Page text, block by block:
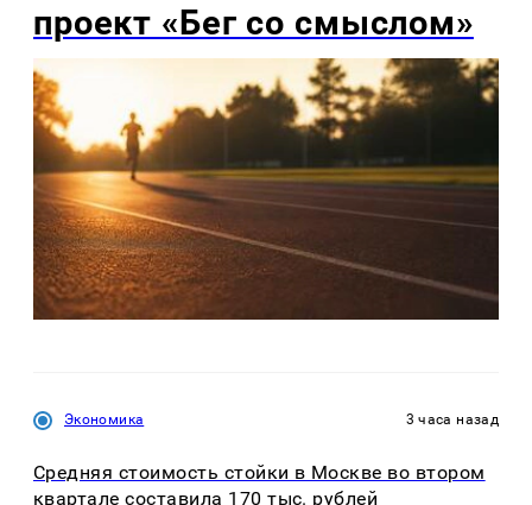
проект «Бег со смыслом»
Экономика 3 часа назад
Средняя стоимость стойки в Москве во втором
квартале составила 170 тыс. рублей